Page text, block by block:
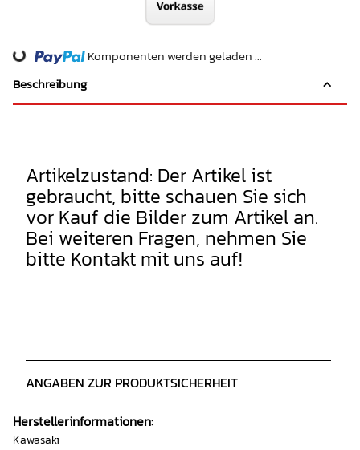
Loading...
Komponenten werden geladen ...
Beschreibung
Artikelzustand: Der Artikel ist
gebraucht, bitte schauen Sie sich
vor Kauf die Bilder zum Artikel an.
Bei weiteren Fragen, nehmen Sie
bitte Kontakt mit uns auf!
ANGABEN ZUR PRODUKTSICHERHEIT
Herstellerinformationen:
Kawasaki